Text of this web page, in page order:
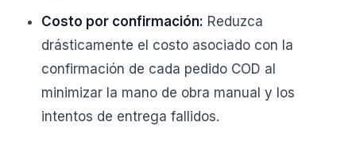
Costo por confirmación: Reduzca
drásticamente el costo asociado con la
confirmación de cada pedido COD al
minimizar la mano de obra manual y los
intentos de entrega fallidos.